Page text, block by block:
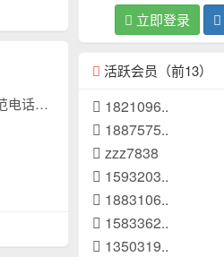
邱县马头专业手工活零活团队承接周边县市各类手工活，以及简单机械加工活。量大稳定的可以长年合作。 班长老范电话13393103170
立即登录
活跃会员（前13）
1821096..
1887575..
zzz7838
1593203..
1883106..
1583362..
1350319..